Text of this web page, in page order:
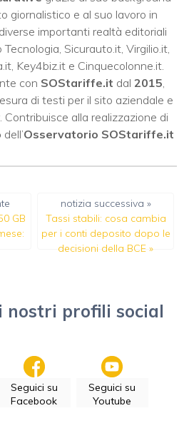
giornalistico e al suo lavoro in
importanti realtà editoriali
Tecnologia Sicurauto.it Virgilio.it
, Key4biz.ite Cinquecolonne.it.
con SOStariffe.it dal 2015
di testi per il sito aziendale e
alla realizzazione di
dell’Osservatorio SOStariffe.it
GB
notizia successiva »
Tassi stabili: cosa cambia
per i conti deposito dopo le
decisioni della BCE »
nostri profili social
Seguici su
Facebook
Seguici su
Youtube